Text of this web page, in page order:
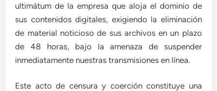
ultimátum de la empresa que aloja el dominio de
sus contenidos digitales, exigiendo la eliminación
de material noticioso de sus archivos en un plazo
de 48 horas, bajo la amenaza de suspender
inmediatamente nuestras transmisiones en línea.
Este acto de censura y coerción constituye una